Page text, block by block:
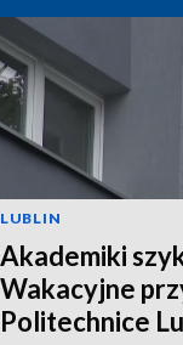
LUBLIN
Akademiki
Wakacyjne
Politechnice